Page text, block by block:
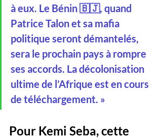
à eux. Le Bénin 🇧🇯, quand
Patrice Talon et sa mafia
politique seront démantelés,
sera le prochain pays à rompre
ses accords. La décolonisation
ultime de l’Afrique est en cours
de téléchargement. »
Pour Kemi Seba, cette